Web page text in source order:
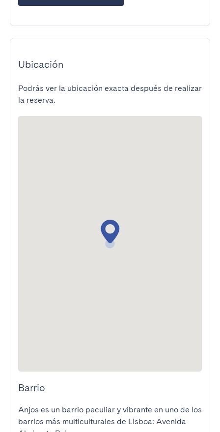
Ubicación
Podrás ver la ubicación exacta después de realizar
la reserva.
Barrio
Anjos es un barrio peculiar y vibrante en uno de los
barrios más multiculturales de Lisboa: Avenida